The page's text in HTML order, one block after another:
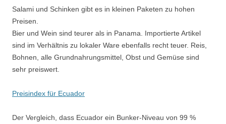
Salami und Schinken gibt es in kleinen Paketen zu hohen
Preisen.
Bier und Wein sind teurer als in Panama. Importierte Artikel
sind im Verhältnis zu lokaler Ware ebenfalls recht teuer. Reis,
Bohnen, alle Grundnahrungsmittel, Obst und Gemüse sind
sehr preiswert.
Preisindex für Ecuador
Der Vergleich, dass Ecuador ein Bunker-Niveau von 99 %